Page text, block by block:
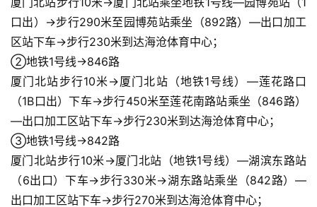
训
练
频
用
户
精
选
口出）→步行290米至园博苑站乘坐（892路）—出口加工
区站下车→步行230米到达海沧体育中心；
②地铁1号线→846路
厦门北站步行10米→厦门北站（地铁1号线）—莲花路口
（1B口出）下车→步行450米至莲花南路站乘坐（846路）
—出口加工区站下车→步行230米到达海沧体育中心；
③地铁1号线→842路
厦门北站步行10米→厦门北站（地铁1号线）—湖滨东路站
（6出口）下车→步行330米→湖东路站乘坐（842路）—
出口加工区站下车→步行270米到达海沧体育中心；